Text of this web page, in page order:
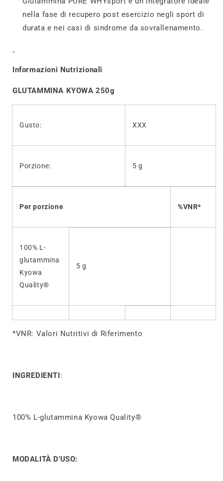
nella fase di recupero post esercizio negli sport di
durata e nei casi di sindrome da sovrallenamento.
Informazioni Nutrizionali
GLUTAMMINA KYOWA 250g
Gusto: XXX
Porzione: 5 g
Per porzione %VNR*
100% L-
glutammina
Kyowa
Quality®
5 g
*VNR: Valori Nutritivi di Riferimento
INGREDIENTI :
100% L-glutammina Kyowa Quality®
MODALITÀ D'USO: